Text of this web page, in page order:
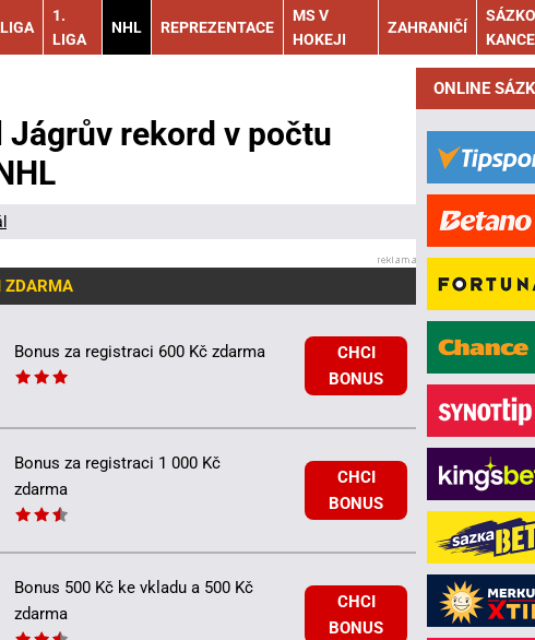
1.
LIGA
NHL REPREZENTACE
MS V
HOKEJI
ZAHRANIČÍ
Jágrův rekord v počtu
ZDARMA
Bonus za registraci 600 Kč zdarma
CHCI
BONUS
Bonus za registraci 1 000 Kč
zdarma
CHCI
BONUS
Bonus 500 Kč ke vkladu a 500 Kč
zdarma
CHCI
BONUS
ONLINE